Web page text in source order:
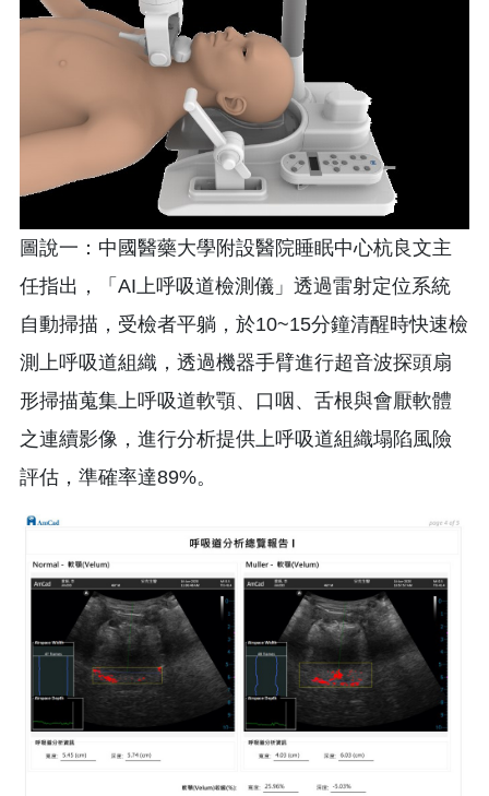
圖說一：中國醫藥大學附設醫院睡眠中心杭良文主
任指出，「AI上呼吸道檢測儀」透過雷射定位系統
自動掃描，受檢者平躺，於10~15分鐘清醒時快速檢
測上呼吸道組織，透過機器手臂進行超音波探頭扇
形掃描蒐集上呼吸道軟顎、口咽、舌根與會厭軟體
之連續影像，進行分析提供上呼吸道組織塌陷風險
評估，準確率達89%。